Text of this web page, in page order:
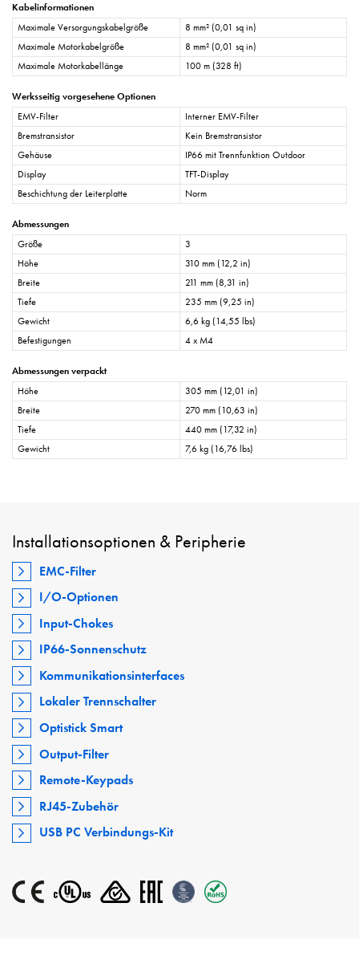
Kabelinformationen
Maximale Versorgungskabelgröße
8 mm² (0,01 sq in)
Maximale Motorkabelgröße
8 mm² (0,01 sq in)
Maximale Motorkabellänge
100 m (328 ft)
Werksseitig vorgesehene Optionen
EMV-Filter
Interner EMV-Filter
Bremstransistor
Kein Bremstransistor
Gehäuse
IP66 mit Trennfunktion Outdoor
Display
TFT-Display
Beschichtung der Leiterplatte
Norm
Abmessungen
Größe
3
Höhe
310 mm (12,2 in)
Breite
211 mm (8,31 in)
Tiefe
235 mm (9,25 in)
Gewicht
6,6 kg (14,55 lbs)
Befestigungen
4 x M4
Abmessungen verpackt
Höhe
305 mm (12,01 in)
Breite
270 mm (10,63 in)
Tiefe
440 mm (17,32 in)
Gewicht
7,6 kg (16,76 lbs)
Installationsoptionen & Peripherie
EMC-Filter
I/O-Optionen
Input-Chokes
IP66-Sonnenschutz
Kommunikationsinterfaces
Lokaler Trennschalter
Optistick Smart
Output-Filter
Remote-Keypads
RJ45-Zubehör
USB PC Verbindungs-Kit